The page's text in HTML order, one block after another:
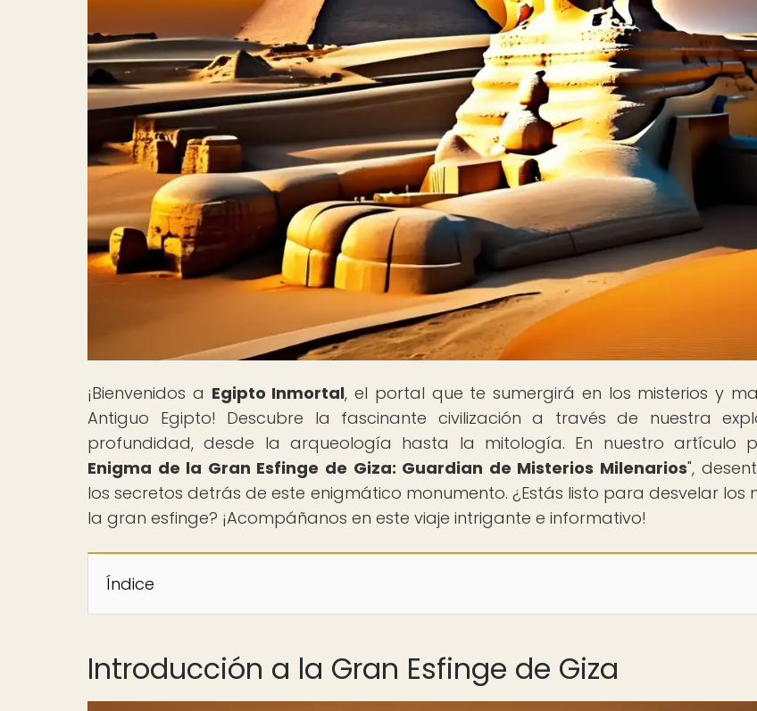
¡Bienvenidos a Egipto Inmortal, el portal que te sumergirá en los misterios y
Antiguo Egipto! Descubre la fascinante civilización a través de nuestra
profundidad, desde la arqueología hasta la mitología. En nuestro artículo
Enigma de la Gran Esfinge de Giza: Guardian de Misterios Milenarios",
los secretos detrás de este enigmático monumento. ¿Estás listo para desvelar los
la gran esfinge? ¡Acompáñanos en este viaje intrigante e informativo!
Índice
Introducción a la Gran Esfinge de Giza